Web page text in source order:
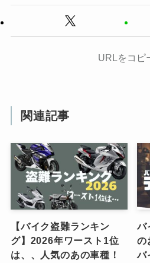
URLをコピ
関連記事
【バイク盗難ランキン
グ】2026年ワースト1位
は、、人気のあの車種！
バ
の
バ